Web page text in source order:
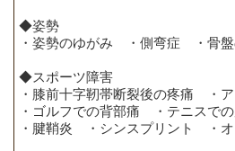
◆姿勢
・姿勢のゆがみ ・側弯症 ・骨盤
◆スポーツ障害
・膝前十字靭帯断裂後の疼痛 ・
・ゴルフでの背部痛 ・テニス
・腱鞘炎 ・シンスプリント ・オ